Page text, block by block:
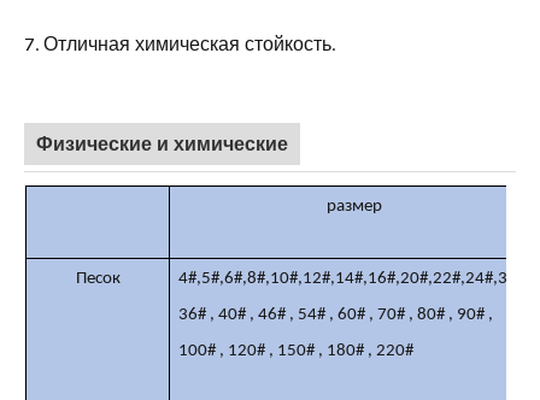
7. Отличная химическая стойкость.
Физические и химические
размер
Песок
4#,5#,6#,8#,10#,12#,14#,16#,20#,22#,24#,30#,
36# ,40# ,46# , 54# ,60# ,70# ,80# , 90# ,
100# , 120# , 150# , 180# ,220#